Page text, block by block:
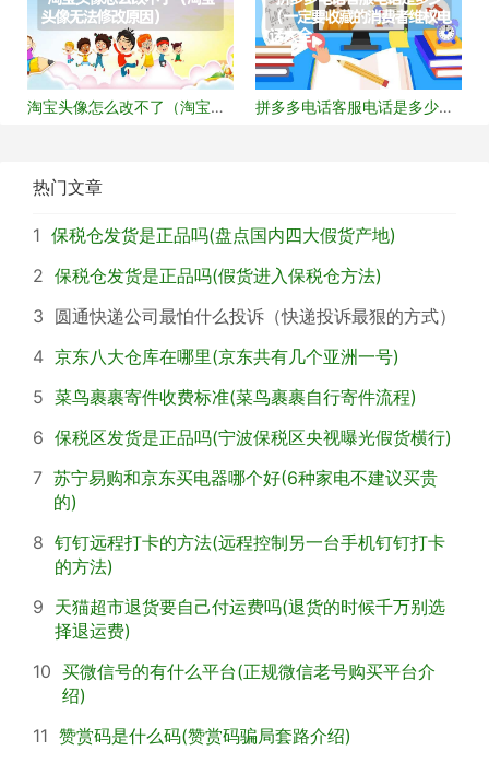
淘宝头像怎么改不了（淘宝头
拼多多电话客服电话是多少
热门文章
1 保税仓发货是正品吗(盘点国内四大假货产地)
2 保税仓发货是正品吗(假货进入保税仓方法)
3 圆通快递公司最怕什么投诉（快递投诉最狠的方式）
4 京东八大仓库在哪里(京东共有几个亚洲一号)
5 菜鸟裹裹寄件收费标准(菜鸟裹裹自行寄件流程)
6 保税区发货是正品吗(宁波保税区央视曝光假货横行)
7 苏宁易购和京东买电器哪个好(6种家电不建议买贵
的)
8 钉钉远程打卡的方法(远程控制另一台手机钉钉打卡
的方法)
9 天猫超市退货要自己付运费吗(退货的时候千万别选
择退运费)
10 买微信号的有什么平台(正规微信老号购买平台介
绍)
11 赞赏码是什么码(赞赏码骗局套路介绍)